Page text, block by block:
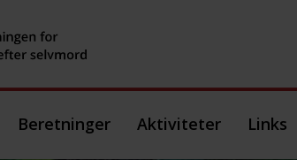
Beretninger Aktiviteter Links